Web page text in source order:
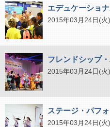
エデュケーショ
2015年03月24日(火)
フレンドシップ
2015年03月24日(火)
ステージ・パフ
2015年03月24日(火)